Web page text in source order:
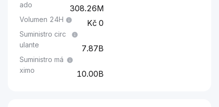
ado
308.26M
Volumen 24H 0
Suministro circ
ulante
7.87B
Suministro má
ximo
10.00B